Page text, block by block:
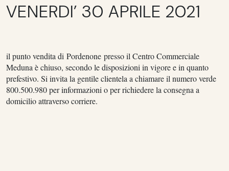
VENERDI’ 30 APRILE 2021
il punto vendita di Pordenone presso il Centro Commerciale
Meduna è chiuso, secondo le disposizioni in vigore e in quanto
prefestivo. Si invita la gentile clientela a chiamare il numero verde
800.500.980per informazioni o per richiedere la consegna a
domicilioattraverso corriere.